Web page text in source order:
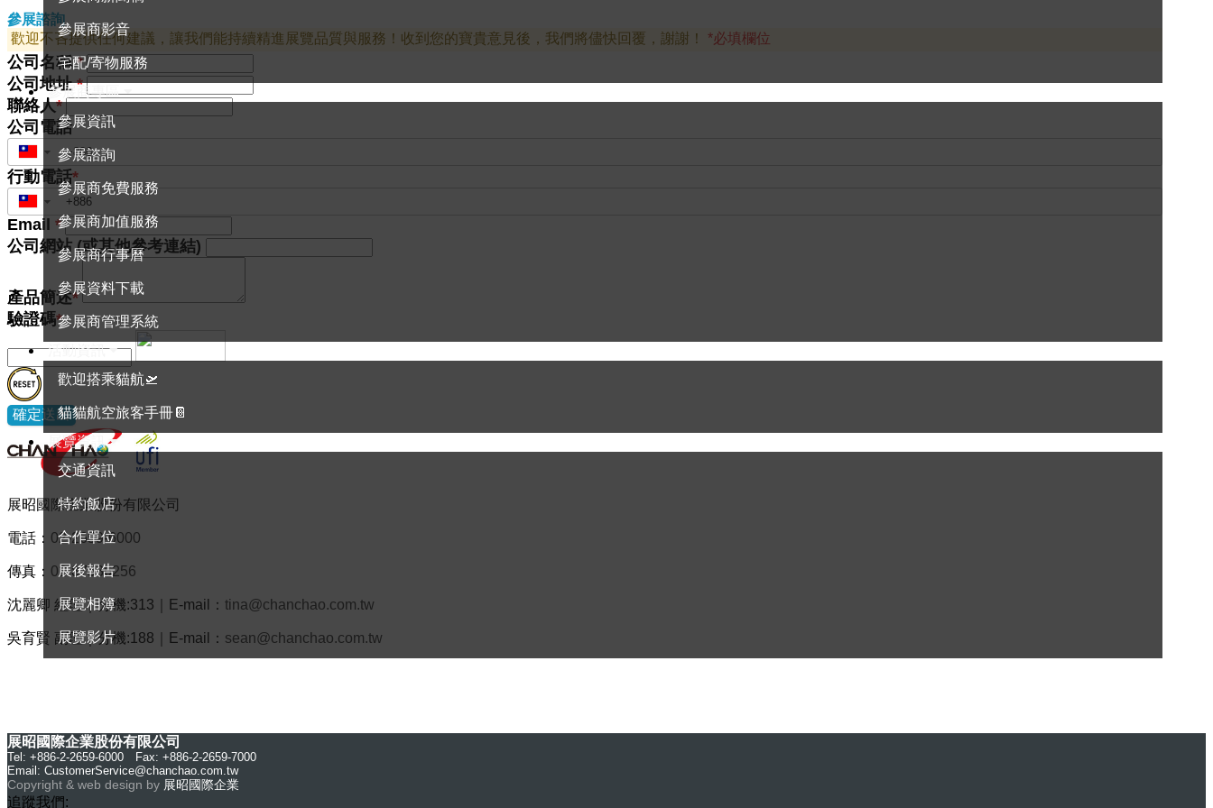
參展商影音
宅配/寄物服務
參展商專區
參展資訊
參展諮詢
參展商免費服務
參展商加值服務
參展商行事曆
參展資料下載
參展商管理系統
活動資訊
歡迎搭乘貓航🛫
貓貓航空旅客手冊📔
展覽資訊
交通資訊
特約飯店
合作單位
展後報告
展覽相簿
展覽影片
參展諮詢
歡迎不吝提供任何建議，讓我們能持續精進展覽品質與服務！收到您的寶貴意見後，我們將儘快回覆，謝謝！ *必填欄位
公司名稱*
公司地址*
聯絡人*
公司電話
▼
行動電話*
▼
Email *
公司網站 (或其他參考連結)
產品簡述*
驗證碼*
確定送出
展昭國際企業股份有限公司
電話： 02-2659-6000
傳真： 02-87536256
沈麗卿 經理｜分機:313｜E-mail： tina@chanchao.com.tw
吳育賢 副理｜分機:188｜E-mail： sean@chanchao.com.tw
展昭國際企業股份有限公司
Tel: +886-2-2659-6000 Fax: +886-2-2659-7000
Email: CustomerService@chanchao.com.tw
Copyright & web design by 展昭國際企業
追蹤我們: